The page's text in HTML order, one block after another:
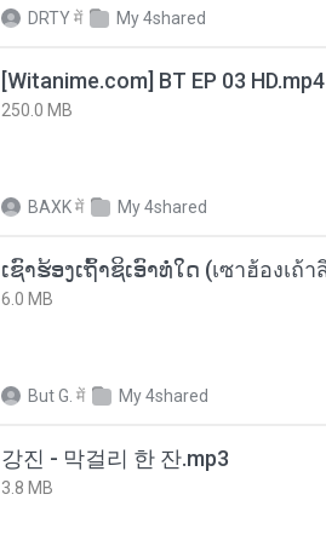
DRTYमें My 4shared
[Witanime.com] BT EP 03 HD.mp4
250.0 MB
BAXKमें My 4shared
6.0 MB
But G. में My 4shared
강진 - 막걸리 한 잔.mp3
3.8 MB